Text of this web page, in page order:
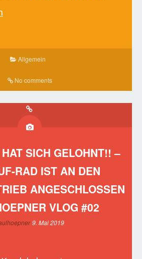
Allgemein
No comments
SICH GELOHNT!! –
RAD IST AN DEN
ANGESCHLOSSEN
VLOG #02
9. Mai 2019